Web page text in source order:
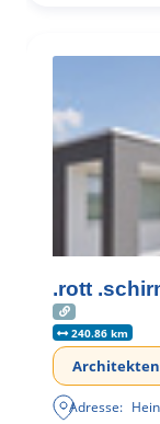
.rott
240.86 km
Adresse: